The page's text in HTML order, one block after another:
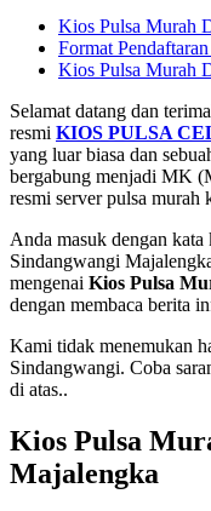
Kios Pulsa Murah
Format
Kios Pulsa Murah
Selamat datang dan
resmi KIOS PULSA
yang luar biasa dan
bergabung menjadi MK
resmi server pulsa murah
Anda masuk dengan
Sindangwangi
mengenai Kios Pulsa
dengan membaca berita
Kami tidak menemukan
Sindangwangi. Coba
di atas..
Kios Pulsa
Majalengka